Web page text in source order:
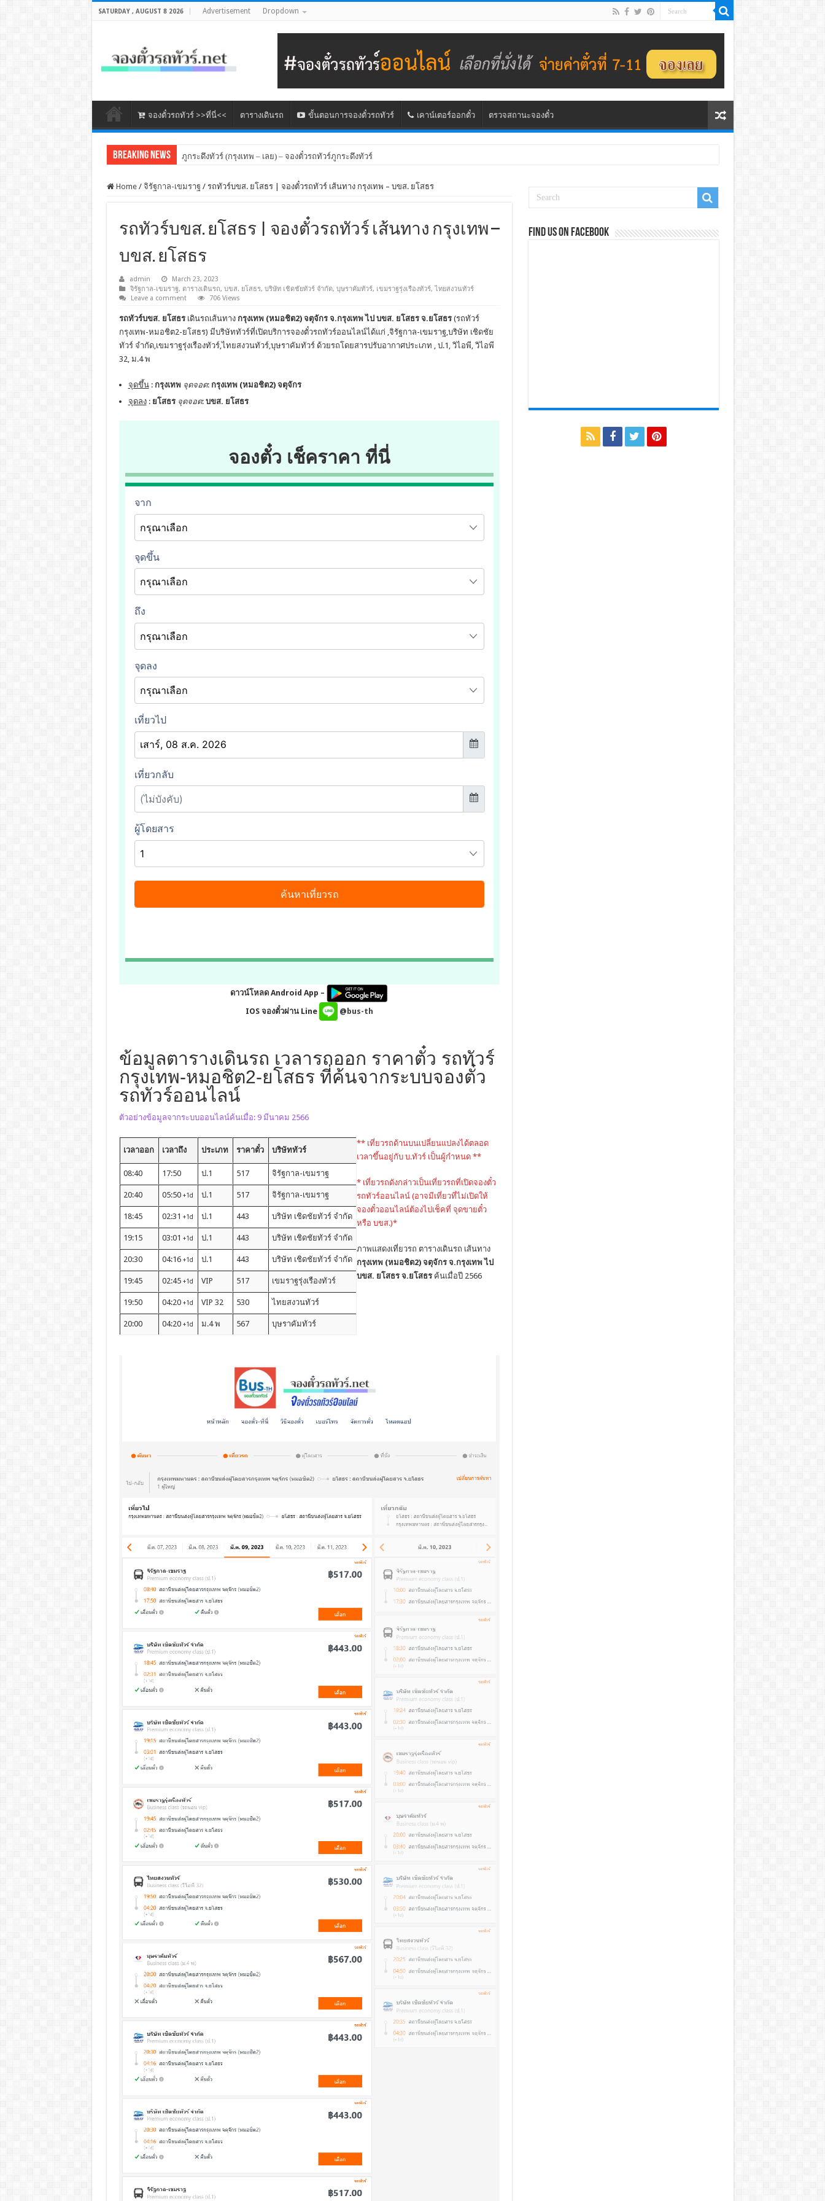
SATURDAY , AUGUST 8 2026 Advertisement Dropdown
จองตั๋วรถทัวร์ >>ที่นี่<< ตารางเดินรถ ขั้นตอนการจองตั๋วรถทัวร์ เคาน์เตอร์ออกตั๋ว ตรวจสถานะจองตั๋ว
Breaking News ภูกระดึงทัวร์ (กรุงเทพ – เลย) – จองตั๋วรถทัวร์ภูกระดึงทัวร์
Home / จิรัฐกาล-เขมราฐ / รถทัวร์บขส. ยโสธร | จองตั๋วรถทัวร์ เส้นทาง กรุงเทพ – บขส. ยโสธร
รถทัวร์บขส. ยโสธร | จองตั๋วรถทัวร์ เส้นทาง กรุงเทพ –
บขส. ยโสธร
admin
March 23, 2023
จิรัฐกาล-เขมราฐ, ตารางเดินรถ, บขส. ยโสธร, บริษัท เชิดชัยทัวร์ จำกัด, บุษราคัมทัวร์, เขมราฐรุ่งเรืองทัวร์,ไทยสงวนทัวร์
Leave a comment
706 Views
รถทัวร์บขส. ยโสธรเดินรถเส้นทาง กรุงเทพ (หมอชิต2) จตุจักร จ.กรุงเทพ ไป บขส. ยโสธร จ.ยโสธร(รถทัวร์
กรุงเทพ-หมอชิต2-ยโสธร) มีบริษัททัวร์ที่เปิดบริการจองตั๋วรถทัวร์ออนไลน์ได้แก่ ,จิรัฐกาล-เขมราฐ,บริษัท เชิดชัย
ทัวร์ จำกัด,เขมราฐรุ่งเรืองทัวร์,ไทยสงวนทัวร์,บุษราคัมทัวร์ ด้วยรถโดยสารปรับอากาศประเภท , ป.1, วิไอพี, วิไอพี
32, ม.4 พ
จุดขึ้น: กรุงเทพ จุดจอด: กรุงเทพ (หมอชิต2) จตุจักร
จุดลง: ยโสธร จุดจอด: บขส. ยโสธร
จองตั๋ว เช็คราคา ที่นี่
ดาวน์โหลด Android App –
IOS จองตั๋วผ่าน Line
@bus-th
ข้อมูลตารางเดินรถ เวลารถออก ราคาตั๋ว รถทัวร์
กรุงเทพ-หมอชิต2-ยโสธร ที่ค้นจากระบบจองตั๋ว
รถทัวร์ออนไลน์
ตัวอย่างข้อมูลจากระบบออนไลน์ค้นเมื่อ: 9 มีนาคม 2566
เวลาออก เวลาถึง ประเภท ราคาตั๋ว บริษัททัวร์
08:40 17:50 ป.1 517 จิรัฐกาล-เขมราฐ
20:40 05:50 +1d ป.1 517 จิรัฐกาล-เขมราฐ
18:45 02:31 +1d ป.1 443 บริษัท เชิดชัยทัวร์ จำกัด
19:15 03:01 +1d ป.1 443 บริษัท เชิดชัยทัวร์ จำกัด
20:30 04:16 +1d ป.1 443 บริษัท เชิดชัยทัวร์ จำกัด
19:45 02:45 +1d VIP 517 เขมราฐรุ่งเรืองทัวร์
19:50 04:20 +1d VIP 32 530 ไทยสงวนทัวร์
20:00 04:20 +1d ม.4 พ 567 บุษราคัมทัวร์
** เที่ยวรถด้านบนเปลี่ยนแปลงได้ตลอด
เวลาขึ้นอยู่กับ บ.ทัวร์ เป็นผู้กำหนด **
* เที่ยวรถดังกล่าวเป็นเที่ยวรถที่เปิดจองตั๋ว
รถทัวร์ออนไลน์ (อาจมีเที่ยวที่ไม่เปิดให้
จองตั๋วออนไลน์ต้องไปเช็คที่ จุดขายตั๋ว
หรือ บขส.)*
ภาพแสดงเที่ยวรถ ตารางเดินรถ เส้นทาง
กรุงเทพ (หมอชิต2) จตุจักร จ.กรุงเทพ ไป
บขส. ยโสธร จ.ยโสธรค้นเมื่อปี 2566
Find us on Facebook